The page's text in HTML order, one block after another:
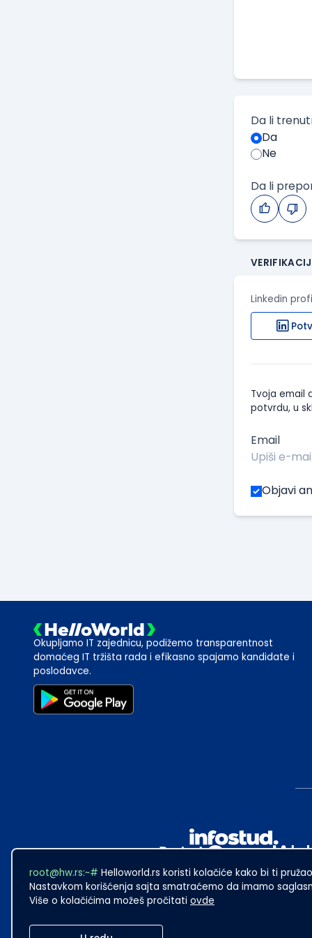
Da li
Da
Ne
Da li
Linkedin
Tvoja email
potvrdu, u
Email
Objavi
root@hw.rs:~# Helloworld.rs koristi kolačiće kako bi ti
Nastavkom korišćenja sajta smatraćemo da imamo
Više o kolačićima možeš pročitati ovde
Okupljamo IT zajednicu, podižemo transparentnost
domaćeg IT tržišta rada i efikasno spajamo kandidate i
poslodavce.